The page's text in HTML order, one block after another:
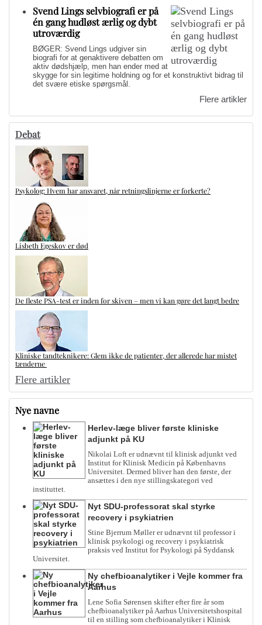
Svend Lings selvbiografi er på
én gang hudløst ærlig og dybt
utroværdig
BØGER: Svend Lings udgiver sin
biografi for at genaktivere debatten om
aktiv dødshjælp, men han ender med at
skygge for sin legitime holdning og for et konstruktivt bidrag til
det svære etiske spørgsmål.
Flere artikler
Debat
Psykolog: Hvem har ansvaret, når retningslinjerne er forkerte?
Lisbeth Egeskov er død
De fleste PSA-test er inden for skiven – men vi kan gøre det langt bedre
Kliniske tandteknikere: Glem ikke de patienter, der allerede har mistet
tænderne
Flere artikler
Nye navne
Herlev-læge bliver første kliniske
adjunkt på KU
Nikolai Loft er udnævnt til klinisk adjunkt ved
Institut for Klinisk Medicin på Københavns
Universitet. Dermed bliver han den første, der
ansættes i den nye stillingskategori ved
instituttet.
Nyt SDU-professorat skal styrke
recovery i psykiatrien
Stine Bjerrum Møller er udnævnt til professor i
klinisk psykologi og recovery i psykiatrisk
praksis ved Institut for Psykologi på Syddansk
Universitet.
Ny chefbioanalytiker i Vejle kommer fra
Aarhus
Lene Sofia Sørensen skifter efter fire år som
chefbioanalytiker på Aarhus Universitetshospital
til en stilling som chefbioanalytiker i Klinisk